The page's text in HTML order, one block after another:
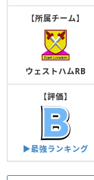
【所属チーム】
ウェストハムRB
【評価】
▶︎最強ランキング